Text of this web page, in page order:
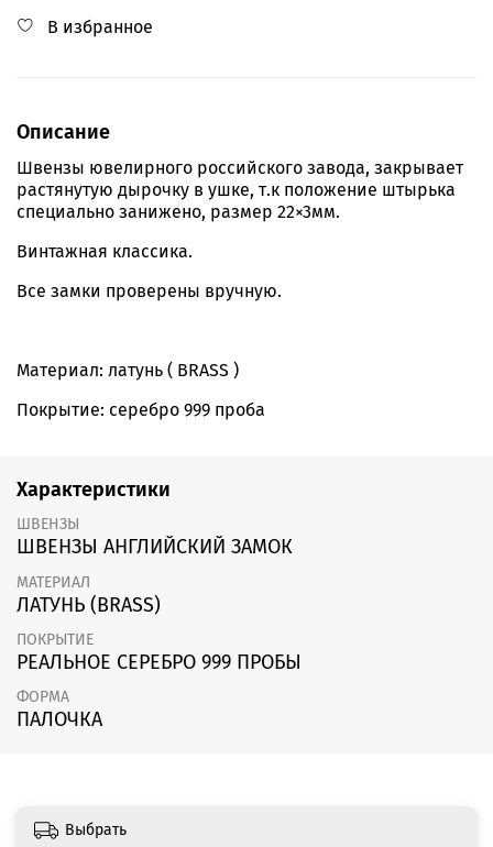
В избранное
Описание
Швензы ювелирного российского завода, закрывает
растянутую дырочку в ушке, т.к положение штырька
специально занижено, размер 22×3мм.
Винтажная классика.
Все замки проверены вручную.
Материал: латунь ( BRASS )
Покрытие: серебро 999 проба
Характеристики
ШВЕНЗЫ
ШВЕНЗЫ АНГЛИЙСКИЙ ЗАМОК
МАТЕРИАЛ
ЛАТУНЬ (BRASS)
ПОКРЫТИЕ
РЕАЛЬНОЕ СЕРЕБРО 999 ПРОБЫ
ФОРМА
ПАЛОЧКА
Выбрать